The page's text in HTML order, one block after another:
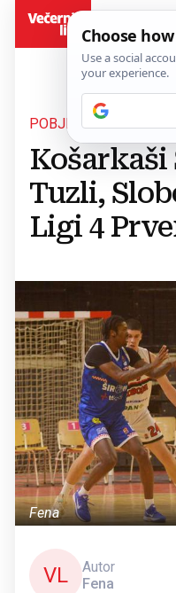
POBJEDA 84:72
Tuzli,
Ligi 4
Fena
VL
Autor
Fena